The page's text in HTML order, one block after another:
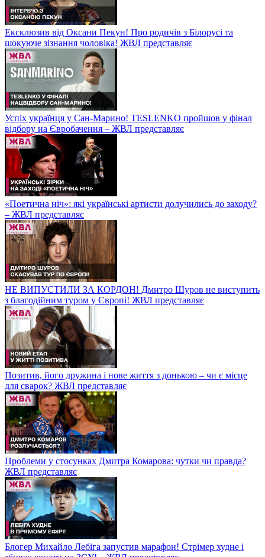
Ексклюзив від Оксани Пекун! Про родичів з Білорусі та
шокуюче зізнання чоловіка! ЖВЛ представляє
Успіх українця у Сан-Марино! TESLENKO пройшов у фінал
відбору на Євробачення – ЖВЛ представляє
«Поетична ніч»: які українські артисти долучились до заходу?
– ЖВЛ представляє
НЕ ВИПУСТИЛИ ЗА КОРДОН! Дмитро Шуров не виступить
з благодійним туром у Європі! ЖВЛ представляє
Позитив, його дружина і нове життя з донькою – чи є місце
для сварок? ЖВЛ представляє
Проблеми у стосунках Дмитра Комарова: чутки чи правда?
ЖВЛ представляє
Блогер Михайло Лебіга запустив марафон! Стрімер худне і